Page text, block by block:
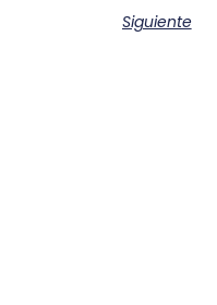
Siguiente